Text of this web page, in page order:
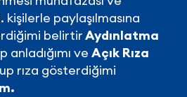
paylaşılmasına
belirtirAydınlatma
anladığımı ve Açık Rıza
rıza gösterdiğimi